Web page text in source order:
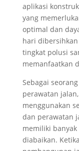
aplikasi
yang
optimal dan
hari
tingkat polusi
memanfaatkan
Sebagai
perawatan
menggunakan
dan perawatan
memiliki
diabaikan.